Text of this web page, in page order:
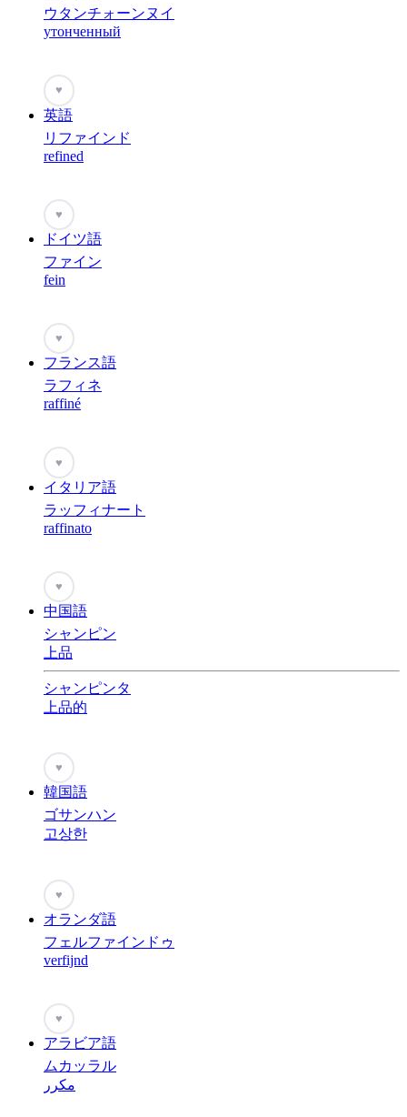
ウタンチォーンヌイ
утонченный
♥
英語
リファインド
refined
♥
ドイツ語
ファイン
fein
♥
フランス語
ラフィネ
raffiné
♥
イタリア語
ラッフィナート
raffinato
♥
中国語
シャンピン
上品
シャンピンタ
上品的
♥
韓国語
ゴサンハン
고상한
♥
オランダ語
フェルファインドゥ
verfijnd
♥
アラビア語
ムカッラル
مكرر